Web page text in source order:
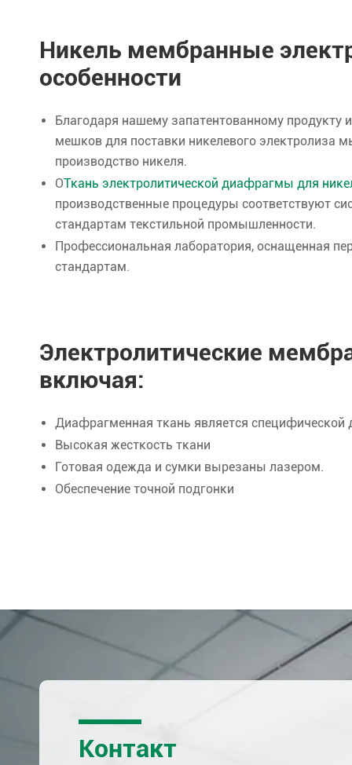
Никель мембранные
особенности
Благодаря нашему запатентованному
мешков для поставки никелевого электролиза
производство никеля.
ОТкань электролитической диафрагмы для
производственные процедуры соответствуют
стандартам текстильной промышленности.
Профессиональная лаборатория, оснащенная
стандартам.
Электролитические
включая:
Диафрагменная ткань является специфической
Высокая жесткость ткани
Готовая одежда и сумки вырезаны лазером.
Обеспечение точной подгонки
Контакт